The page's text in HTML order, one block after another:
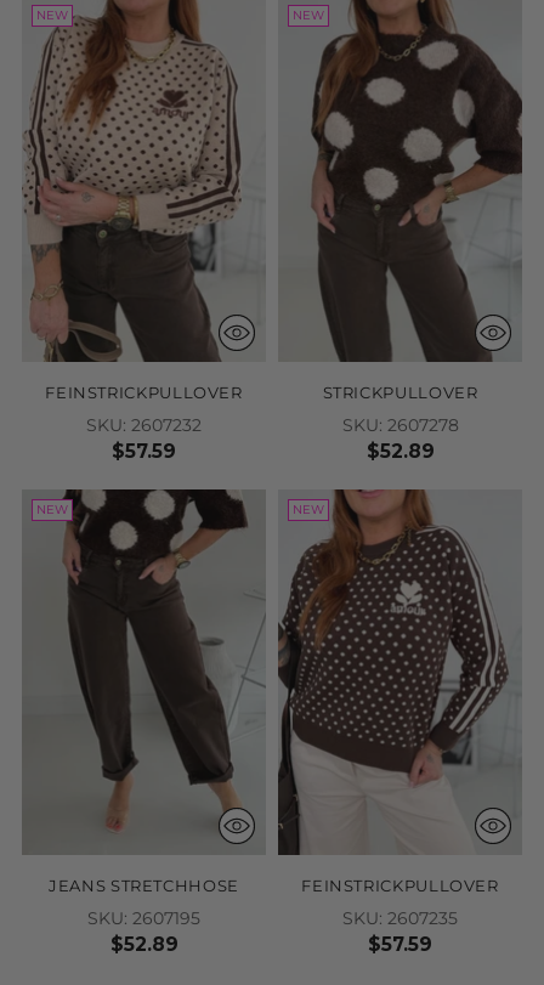
NEW
FEINSTRICKPULLOVER
SKU: 2607232
$57.59
NEW
STRICKPULLOVER
SKU: 2607278
$52.89
NEW
JEANS STRETCHHOSE
SKU: 2607195
$52.89
NEW
FEINSTRICKPULLOVER
SKU: 2607235
$57.59